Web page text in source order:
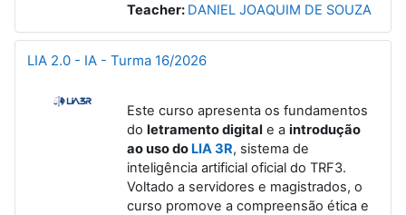
Teacher: DANIEL JOAQUIM DE SOUZA
LIA 2.0 - IA - Turma 16/2026
Este curso apresenta os fundamentos
do letramento digital e a introdução
ao uso do LIA 3R, sistema de
inteligência artificial oficial do TRF3.
Voltado a servidores e magistrados, o
curso promove a compreensão ética e